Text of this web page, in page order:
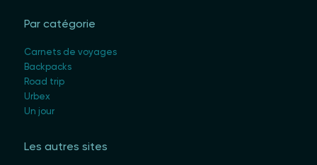
Par catégorie
Carnets de voyages
Backpacks
Road trip
Urbex
Un jour
Les autres sites